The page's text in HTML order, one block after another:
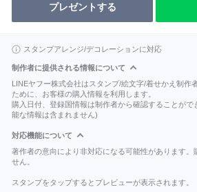
プレゼントする
スタンプアレンジ/デコレーションに対応
制作者に提供される情報について
LINEヤフー株式会社はスタンプ/絵文字/着せかえ制作
ために、お客様の購入情報を利用します。
購入日付、登録国情報は制作者から確認することが
能な情報は含まれません)
対応機能について
著作者の意向により非対応になる可能性があります。
せん。
スタンプをタップするとプレビューが表示されます。